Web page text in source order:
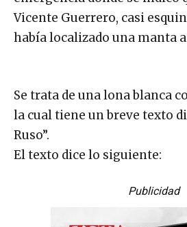
Vicente Guerrero, casi
había localizado una manta
Se trata de una lona blanca
la cual tiene un breve texto
Ruso”.
El texto dice lo siguiente:
Publicidad